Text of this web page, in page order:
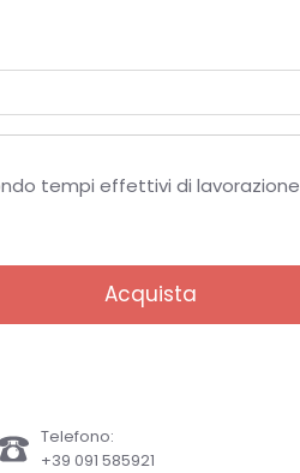
tempi effettivi di lavorazione
Acquista
Telefono:
+39 091 585921